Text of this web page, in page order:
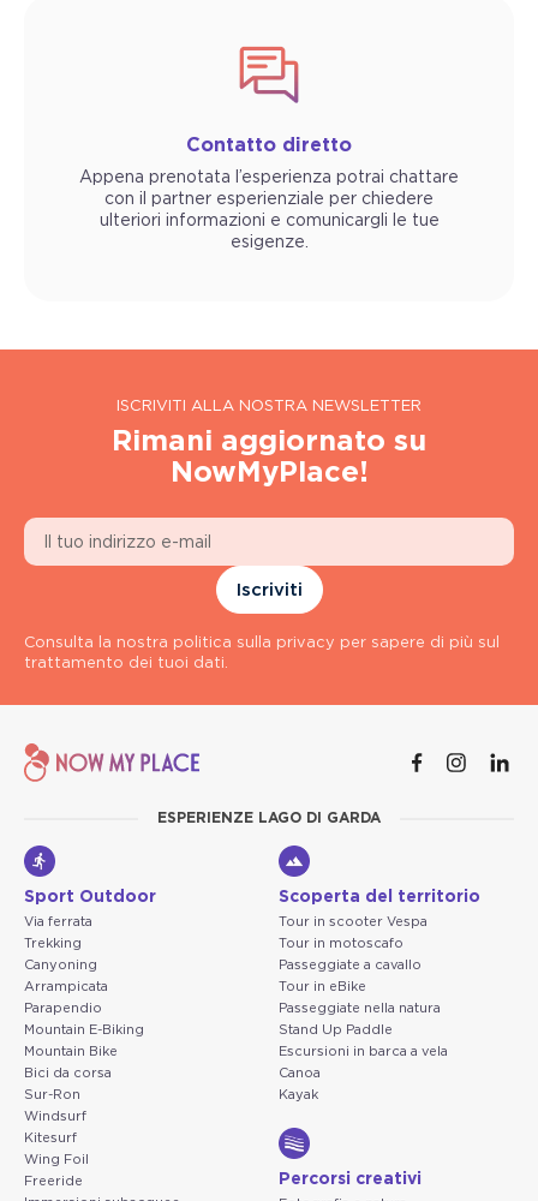
Contatto diretto
Appena prenotata l’esperienza potrai chattare
con il partner esperienziale per chiedere
ulteriori informazioni e comunicargli le tue
esigenze.
ISCRIVITI ALLA NOSTRA NEWSLETTER
Rimani aggiornato su
NowMyPlace!
Iscriviti
Consulta la nostra politica sulla privacy per sapere di più sul
trattamento dei tuoi dati.
ESPERIENZE LAGO DI GARDA
Sport Outdoor
Via ferrata
Trekking
Canyoning
Arrampicata
Parapendio
Mountain E-Biking
Mountain Bike
Bici da corsa
Sur-Ron
Windsurf
Kitesurf
Wing Foil
Freeride
Scoperta del territorio
Tour in scooter Vespa
Tour in motoscafo
Passeggiate a cavallo
Tour in eBike
Passeggiate nella natura
Stand Up Paddle
Escursioni in barca a vela
Canoa
Kayak
Percorsi creativi